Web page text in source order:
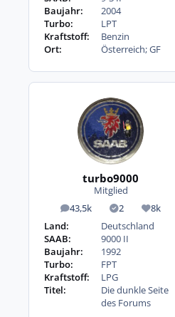
Baujahr:
2004
Turbo:
LPT
Kraftstoff:
Benzin
Ort:
Österreich; GF
turbo9000
Mitglied
43,5k
Beiträge 2
Lösungen
8k
Land:
Deutschland
SAAB:
9000 II
Baujahr:
1992
Turbo:
FPT
Kraftstoff:
LPG
Titel:
Die dunkle Seite
des Forums